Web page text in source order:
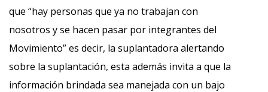
que “hay personas que ya no trabajan con
nosotros y se hacen pasar por integrantes del
Movimiento” es decir, la suplantadora alertando
sobre la suplantación, esta además invita a que la
información brindada sea manejada con un bajo